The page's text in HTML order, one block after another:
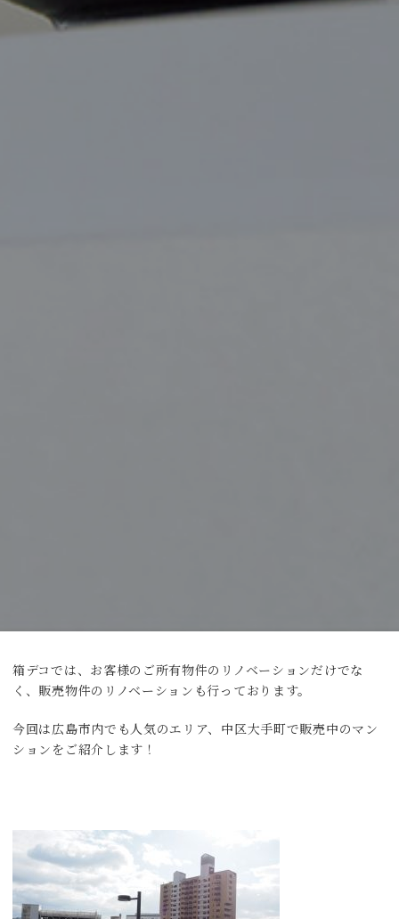
箱デコでは、お客様のご所有物件のリノベーションだけでな
く、販売物件のリノベーションも行っております。
今回は広島市内でも人気のエリア、中区大手町で販売中のマン
ションをご紹介します！